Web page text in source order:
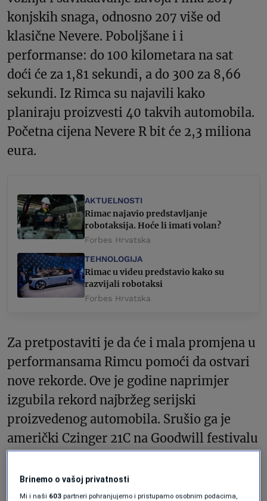
konjskih snaga, odnosno 207 više od
klasične Nevere. Poboljšane i i
performanse: do 100 kilometara na sat
doći će za 1,81 sekundi, a do 300 za 8,66
sekundi. Iz Rimca su najavili kako
planiraju proizvesti 40 takvih automobila.
Početna cijena Nevere R bit će 2,3 miliona
eura.
AKTUELNOSTI
Rimac najavio predstavljanje
robotaksija. Hoće li imati volan?
Forbes Hrvatska
TEHNOLOGIJA
Rimac u videu predstavio kako su
razvijali robotaksi
Forbes Hrvatska
Za pretpostaviti je da će i mala promjena u
performansama Rimcu pomoći da ostvari
nove rekorde. Ove je godine naprimjer
izgubila rekord najbržeg serijski
proizvedenog automobila. Srušio ga je
američki Czinger 21C na Goodwill festivalu
Nevera Rimac R opremljena je novom
Brinemo o vašoj privatnosti
Mi i naši 603 partneri pohranjujemo i pristupamo osobnim podacima,